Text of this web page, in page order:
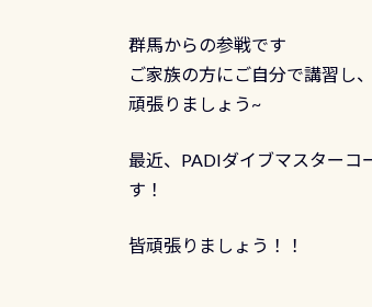
群馬からの参戦です
ご家族の方にご自分で講習し
頑張りましょう~
最近、PADIダイブマスターコ
す！
皆頑張りましょう！！